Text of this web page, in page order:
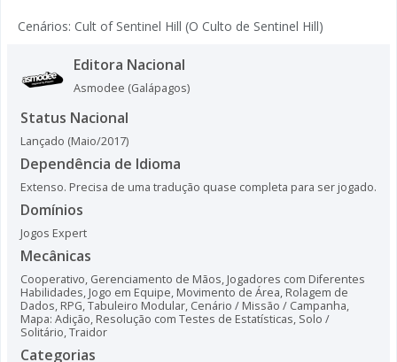
Cenários: Cult of Sentinel Hill (O Culto de Sentinel Hill)
Editora Nacional
Asmodee (Galápagos)
Status Nacional
Lançado (Maio/2017)
Dependência de Idioma
Extenso. Precisa de uma tradução quase completa para ser jogado.
Domínios
Jogos Expert
Mecânicas
Cooperativo, Gerenciamento de Mãos, Jogadores com Diferentes
Habilidades, Jogo em Equipe, Movimento de Área, Rolagem de
Dados, RPG,Tabuleiro Modular, Cenário / Missão / Campanha,
Mapa: Adição, Resolução com Testes de Estatísticas, Solo /
Solitário,Traidor
Categorias